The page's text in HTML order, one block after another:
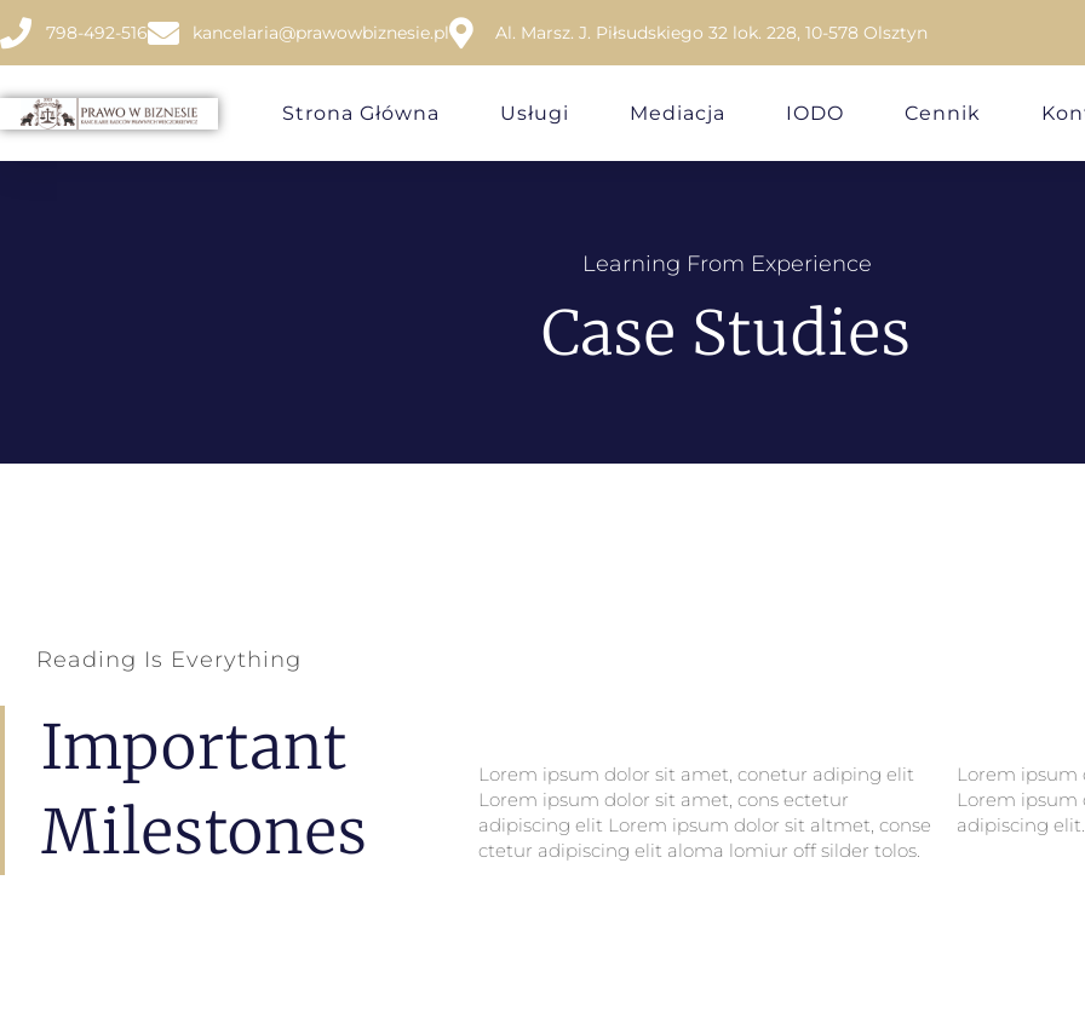
798-492-516 kancelaria@prawowbiznesie.pl Al. Marsz. J. Piłsudskiego 32 lok. 228, 10-578 Olsztyn
Strona Główna Usługi Mediacja IODO Cennik
Learning From Experience
Case Studies
Reading Is Everything
Important
Milestones
Lorem ipsum dolor sit amet, conetur adiping elit
Lorem ipsum dolor sit amet, cons ectetur
adipiscing elit Lorem ipsum dolor sit altmet, conse
ctetur adipiscing elit aloma lomiur off silder tolos.
Lorem ipsum dolor sitlor amet, conetur adiping elit
Lorem ipsum dolor sit amet, consectetur
adipiscing elit.